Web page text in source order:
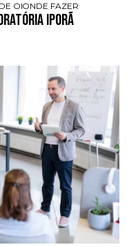
ORATORIA
ONDE FAZER CURSO
Iporã